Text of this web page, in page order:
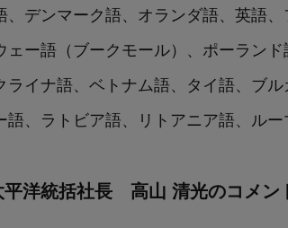
、デンマーク語、オランダ語、英語
ェー語（ブークモール）、ポーラン
ライナ語、ベトナム語、タイ語、ブ
語、ラトビア語、リトアニア語、ル
洋統括社長 高山 清光のコメン